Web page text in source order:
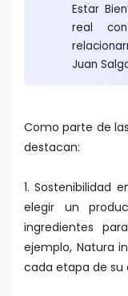
Estar
real
Juan
Como parte de
destacan:
1. Sostenibilidad
elegir un
ingredientes
ejemplo, Natura
cada etapa de su